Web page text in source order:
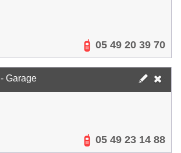
05 49 20 39 70
- Garage
05 49 23 14 88